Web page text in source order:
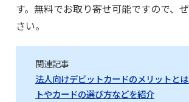
す。無料でお取り寄せ可能ですので、
さい。
関連記事
法人向けデビットカードのメリットと
トやカードの選び方などを紹介